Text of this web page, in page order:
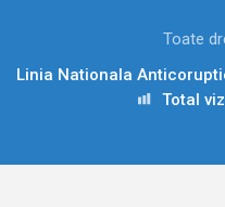
Toate
Linia Nationala
Total